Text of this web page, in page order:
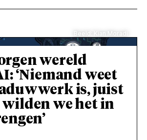
Beeld: Kian Moradi
wereld
‘Niemand weet
is, juist
we het in